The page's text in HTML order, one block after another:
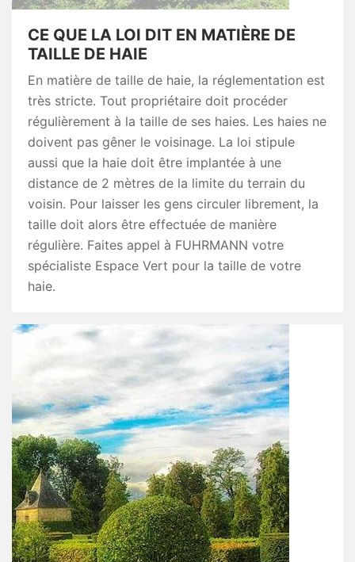
CE QUE LA LOI DIT EN MATIÈRE DE
TAILLE DE HAIE
En matière de taille de haie, la réglementation est
très stricte. Tout propriétaire doit procéder
régulièrement à la taille de ses haies. Les haies ne
doivent pas gêner le voisinage. La loi stipule
aussi que la haie doit être implantée à une
distance de 2 mètres de la limite du terrain du
voisin. Pour laisser les gens circuler librement, la
taille doit alors être effectuée de manière
régulière. Faites appel à FUHRMANN votre
spécialiste Espace Vert pour la taille de votre
haie.